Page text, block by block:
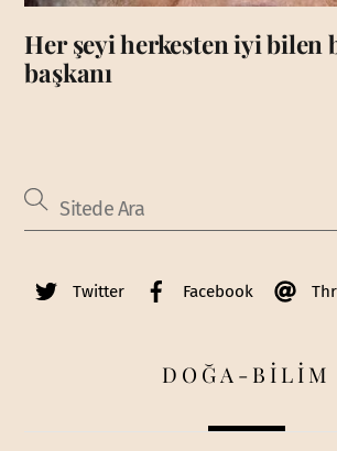
Her şeyi herkesten iyi bilen
başkanı
Twitter Facebook
DOĞA-BİLİM